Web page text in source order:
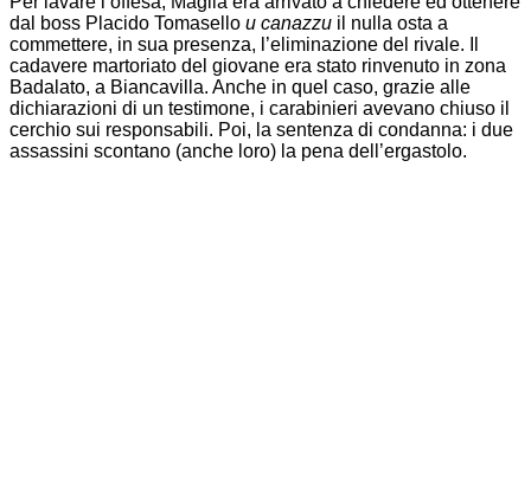
dal boss Placido Tomasello u canazzu il nulla osta a
commettere, in sua presenza, l’eliminazione del rivale. Il
cadavere martoriato del giovane era stato rinvenuto in zona
Badalato, a Biancavilla. Anche in quel caso, grazie alle
dichiarazioni di un testimone, i carabinieri avevano chiuso il
cerchio sui responsabili. Poi, la sentenza di condanna: i due
assassini scontano (anche loro) la pena dell’ergastolo.